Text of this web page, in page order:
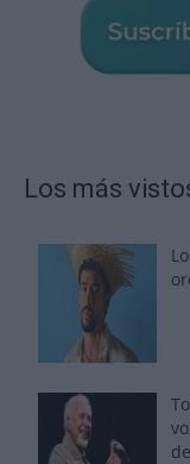
Los más